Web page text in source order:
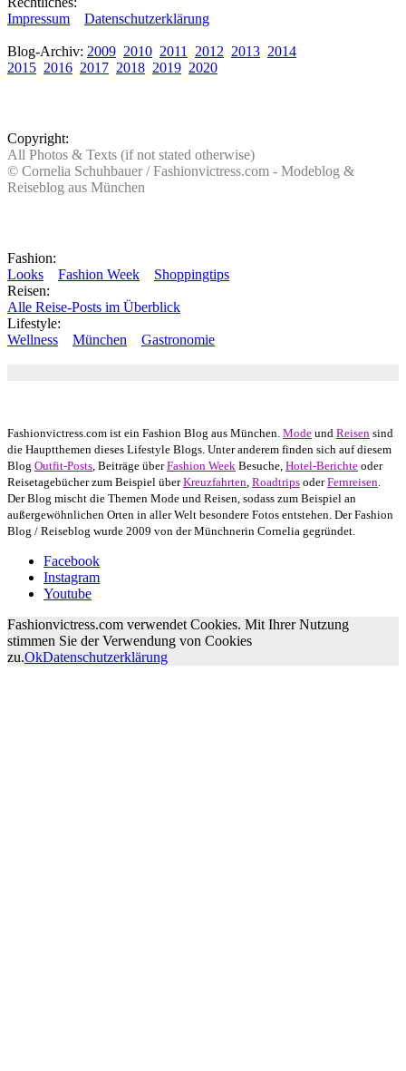
Impressum
Datenschutzerklärung
Blog-Archiv: 2009 2010 2011 2012 2013 2014
2015 2016 2017 2018 2019 2020
Copyright:
All Photos & Texts (if not stated otherwise)
© Cornelia Schuhbauer / Fashionvictress.com - Modeblog &
Reiseblog aus München
Fashion:
Looks
Fashion Week
Shoppingtips
Reisen:
Alle Reise-Posts im Überblick
Lifestyle:
Wellness
München Gastronomie
Fashionvictress.com ist ein Fashion Blog aus München. Mode und Reisen sind
die Hauptthemen dieses Lifestyle Blogs. Unter anderem finden sich auf diesem
Blog Outfit-Posts , Beiträge überFashion Week Besuche, Hotel-Berichte oder
Reisetagebücher zum Beispiel überKreuzfahrten Roadtrips oderFernreisen
Der Blog mischt die Themen Mode und Reisen, sodass zum Beispiel an
außergewöhnlichen Orten in aller Welt besondere Fotos entstehen. Der Fashion
Blog / Reiseblog wurde 2009 von der Münchnerin Cornelia gegründet.
Facebook
Instagram
Youtube
Fashionvictress.com verwendet Cookies. Mit Ihrer Nutzung
stimmen Sie der Verwendung von Cookies
zu.OkDatenschutzerklärung